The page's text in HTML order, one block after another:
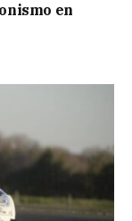
en